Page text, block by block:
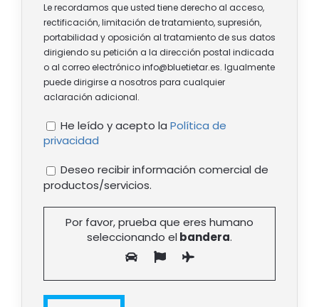
Le recordamos que usted tiene derecho al acceso,
rectificación, limitación de tratamiento, supresión,
portabilidad y oposición al tratamiento de sus datos
dirigiendo su petición a la dirección postal indicada
o al correo electrónico info@bluetietar.es. Igualmente
puede dirigirse a nosotros para cualquier
aclaración adicional.
He leído y acepto la Política de
privacidad
Deseo recibir información comercial de
productos/servicios.
Por favor, prueba que eres humano
seleccionando el bandera.